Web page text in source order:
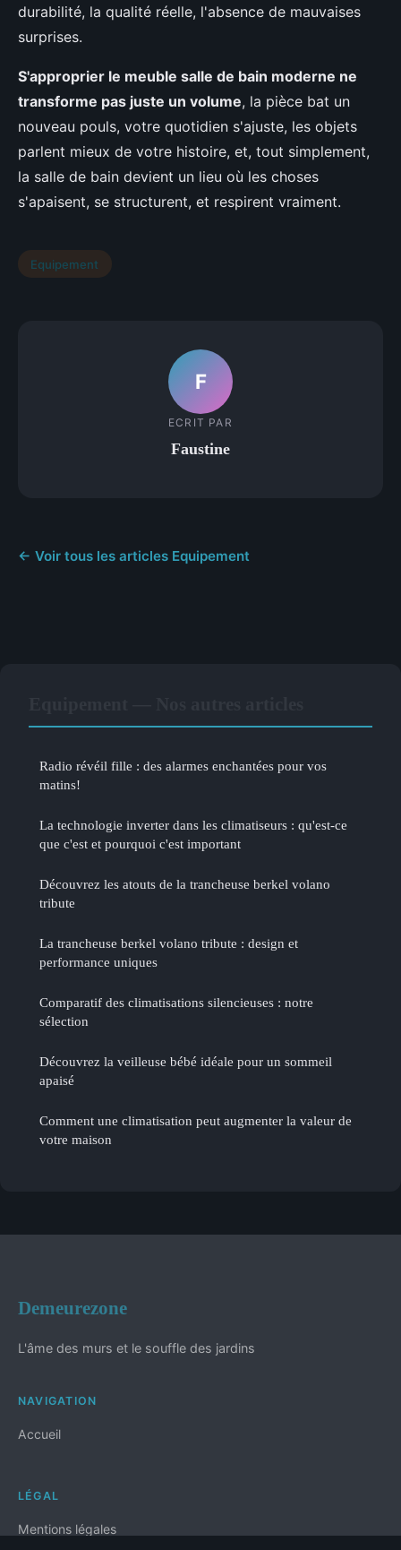
durabilité, la qualité réelle, l'absence de mauvaises
surprises.
S'approprier le meuble salle de bain moderne ne
transforme pas juste un volume, la pièce bat un
nouveau pouls, votre quotidien s'ajuste, les objets
parlent mieux de votre histoire, et, tout simplement,
la salle de bain devient un lieu où les choses
s'apaisent, se structurent, et respirent vraiment.
Equipement
F
ECRIT PAR
Faustine
← Voir tous les articles Equipement
Radio révéil fille : des alarmes enchantées pour vos
matins!
La technologie inverter dans les climatiseurs : qu'est-ce
que c'est et pourquoi c'est important
Découvrez les atouts de la trancheuse berkel volano
tribute
La trancheuse berkel volano tribute : design et
performance uniques
Comparatif des climatisations silencieuses : notre
sélection
Découvrez la veilleuse bébé idéale pour un sommeil
apaisé
Comment une climatisation peut augmenter la valeur de
votre maison
Demeurezone
L'âme des murs et le souffle des jardins
NAVIGATION
Accueil
LÉGAL
Mentions légales